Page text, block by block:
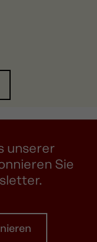
unserer
Sie